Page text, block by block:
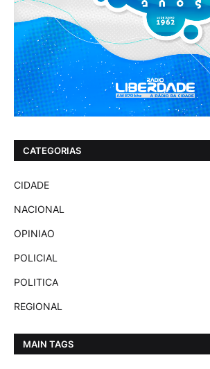
CATEGORIAS
CIDADE
NACIONAL
OPINIAO
POLICIAL
POLITICA
REGIONAL
MAIN TAGS